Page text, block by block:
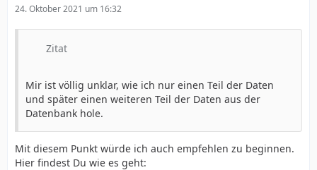
24. Oktober 2021 um 16:32
Zitat
Mir ist völlig unklar, wie ich nur einen Teil der Daten
und später einen weiteren Teil der Daten aus der
Datenbank hole.
Mit diesem Punkt würde ich auch empfehlen zu beginnen.
Hier findest Du wie es geht: